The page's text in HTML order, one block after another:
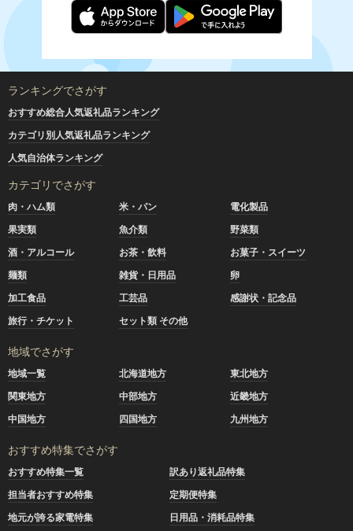
ランキングでさがす
おすすめ総合人気返礼品ランキング
カテゴリ別人気返礼品ランキング
人気自治体ランキング
カテゴリでさがす
肉・ハム類 米・パン
電化製品
果実類
魚介類
野菜類
酒・アルコール
お茶・飲料
お菓子・スイーツ
麺類
雑貨・日用品
卵
加工食品
工芸品
感謝状・記念品
旅行・チケット
セット類 その他
地域でさがす
地域一覧 北海道地方
東北地方
関東地方
中部地方
近畿地方
中国地方
四国地方 九州地方
おすすめ特集でさがす
おすすめ特集一覧
訳あり返礼品特集
担当者おすすめ特集
定期便特集
地元が誇る家電特集
日用品・消耗品特集